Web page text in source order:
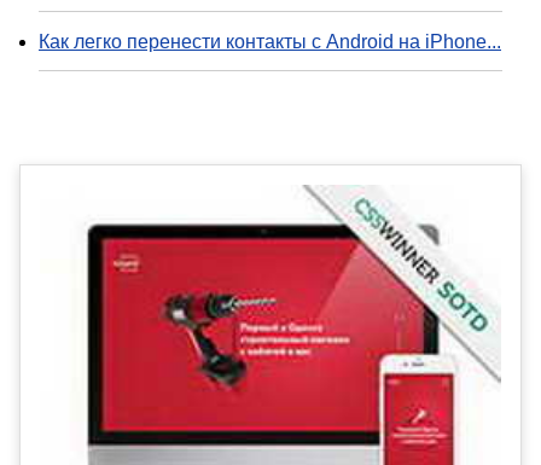
Как легко перенести контакты с Android на iPhone...